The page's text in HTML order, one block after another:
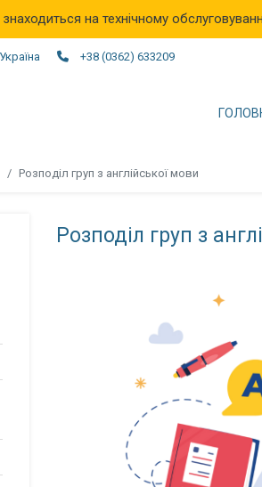
на технічному
+38 (0362) 633209
Розподіл груп з англійської мови
Розподіл груп з